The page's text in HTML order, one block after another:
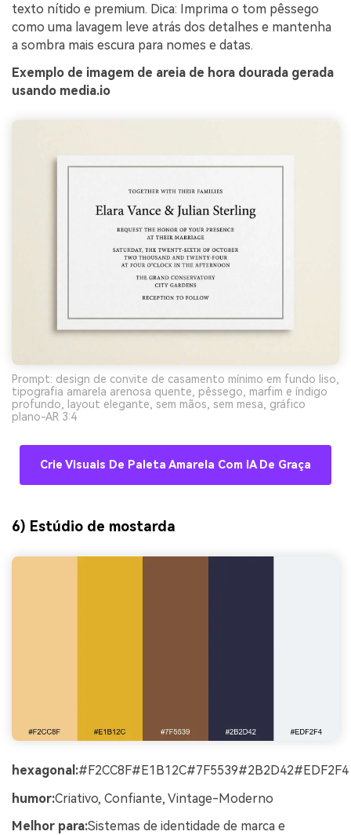
texto nítido e premium. Dica: Imprima o tom pêssego
como uma lavagem leve atrás dos detalhes e mantenha
a sombra mais escura para nomes e datas.
Exemplo de imagem de areia de hora dourada gerada
usando media.io
Prompt: design de convite de casamento mínimo em fundo liso,
tipografia amarela arenosa quente, pêssego, marfim e índigo
profundo, layout elegante, sem mãos, sem mesa, gráfico
plano-AR 3:4
Crie Visuais De Paleta Amarela Com IA De Graça
6) Estúdio de mostarda
hexagonal:#F2CC8F#E1B12C#7F5539#2B2D42#EDF2F4
humor:Criativo, Confiante, Vintage-Moderno
Melhor para:Sistemas de identidade de marca e